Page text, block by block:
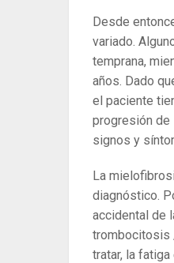
Desde
variado.
temprana,
años. Dado
el paciente
progresión de
signos y
La
diagnóstico.
accidental de
trombocitosis
tratar, la